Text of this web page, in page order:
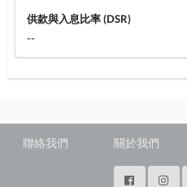
供款與入息比率 (DSR)
--
聯絡我們 關於我們